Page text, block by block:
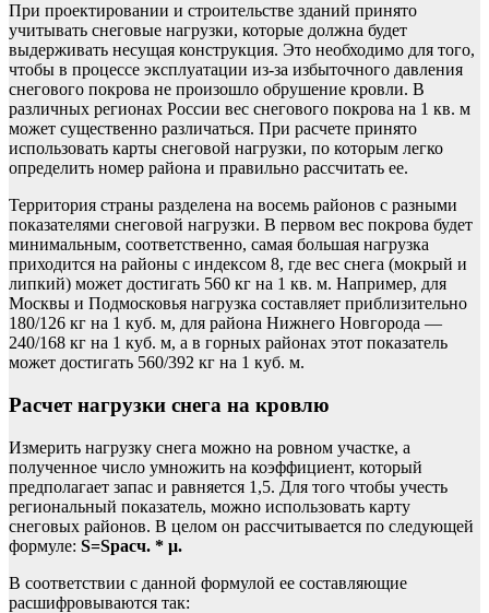
При проектировании и строительстве зданий принято
учитывать снеговые нагрузки, которые должна будет
выдерживать несущая конструкция. Это необходимо для того,
чтобы в процессе эксплуатации из-за избыточного давления
снегового покрова не произошло обрушение кровли. В
различных регионах России вес снегового покрова на 1 кв. м
может существенно различаться. При расчете принято
использовать карты снеговой нагрузки, по которым легко
определить номер района и правильно рассчитать ее.
Территория страны разделена на восемь районов с разными
показателями снеговой нагрузки. В первом вес покрова будет
минимальным, соответственно, самая большая нагрузка
приходится на районы с индексом 8, где вес снега (мокрый и
липкий) может достигать 560 кг на 1 кв. м. Например, для
Москвы и Подмосковья нагрузка составляет приблизительно
180/126 кг на 1 куб. м, для района Нижнего Новгорода —
240/168 кг на 1 куб. м, а в горных районах этот показатель
может достигать 560/392 кг на 1 куб. м.
Расчет нагрузки снега на кровлю
Измерить нагрузку снега можно на ровном участке, а
полученное число умножить на коэффициент, который
предполагает запас и равняется 1,5. Для того чтобы учесть
региональный показатель, можно использовать карту
снеговых районов. В целом он рассчитывается по следующей
формуле: S=Sрасч. * μ.
В соответствии с данной формулой ее составляющие
расшифровываются так: